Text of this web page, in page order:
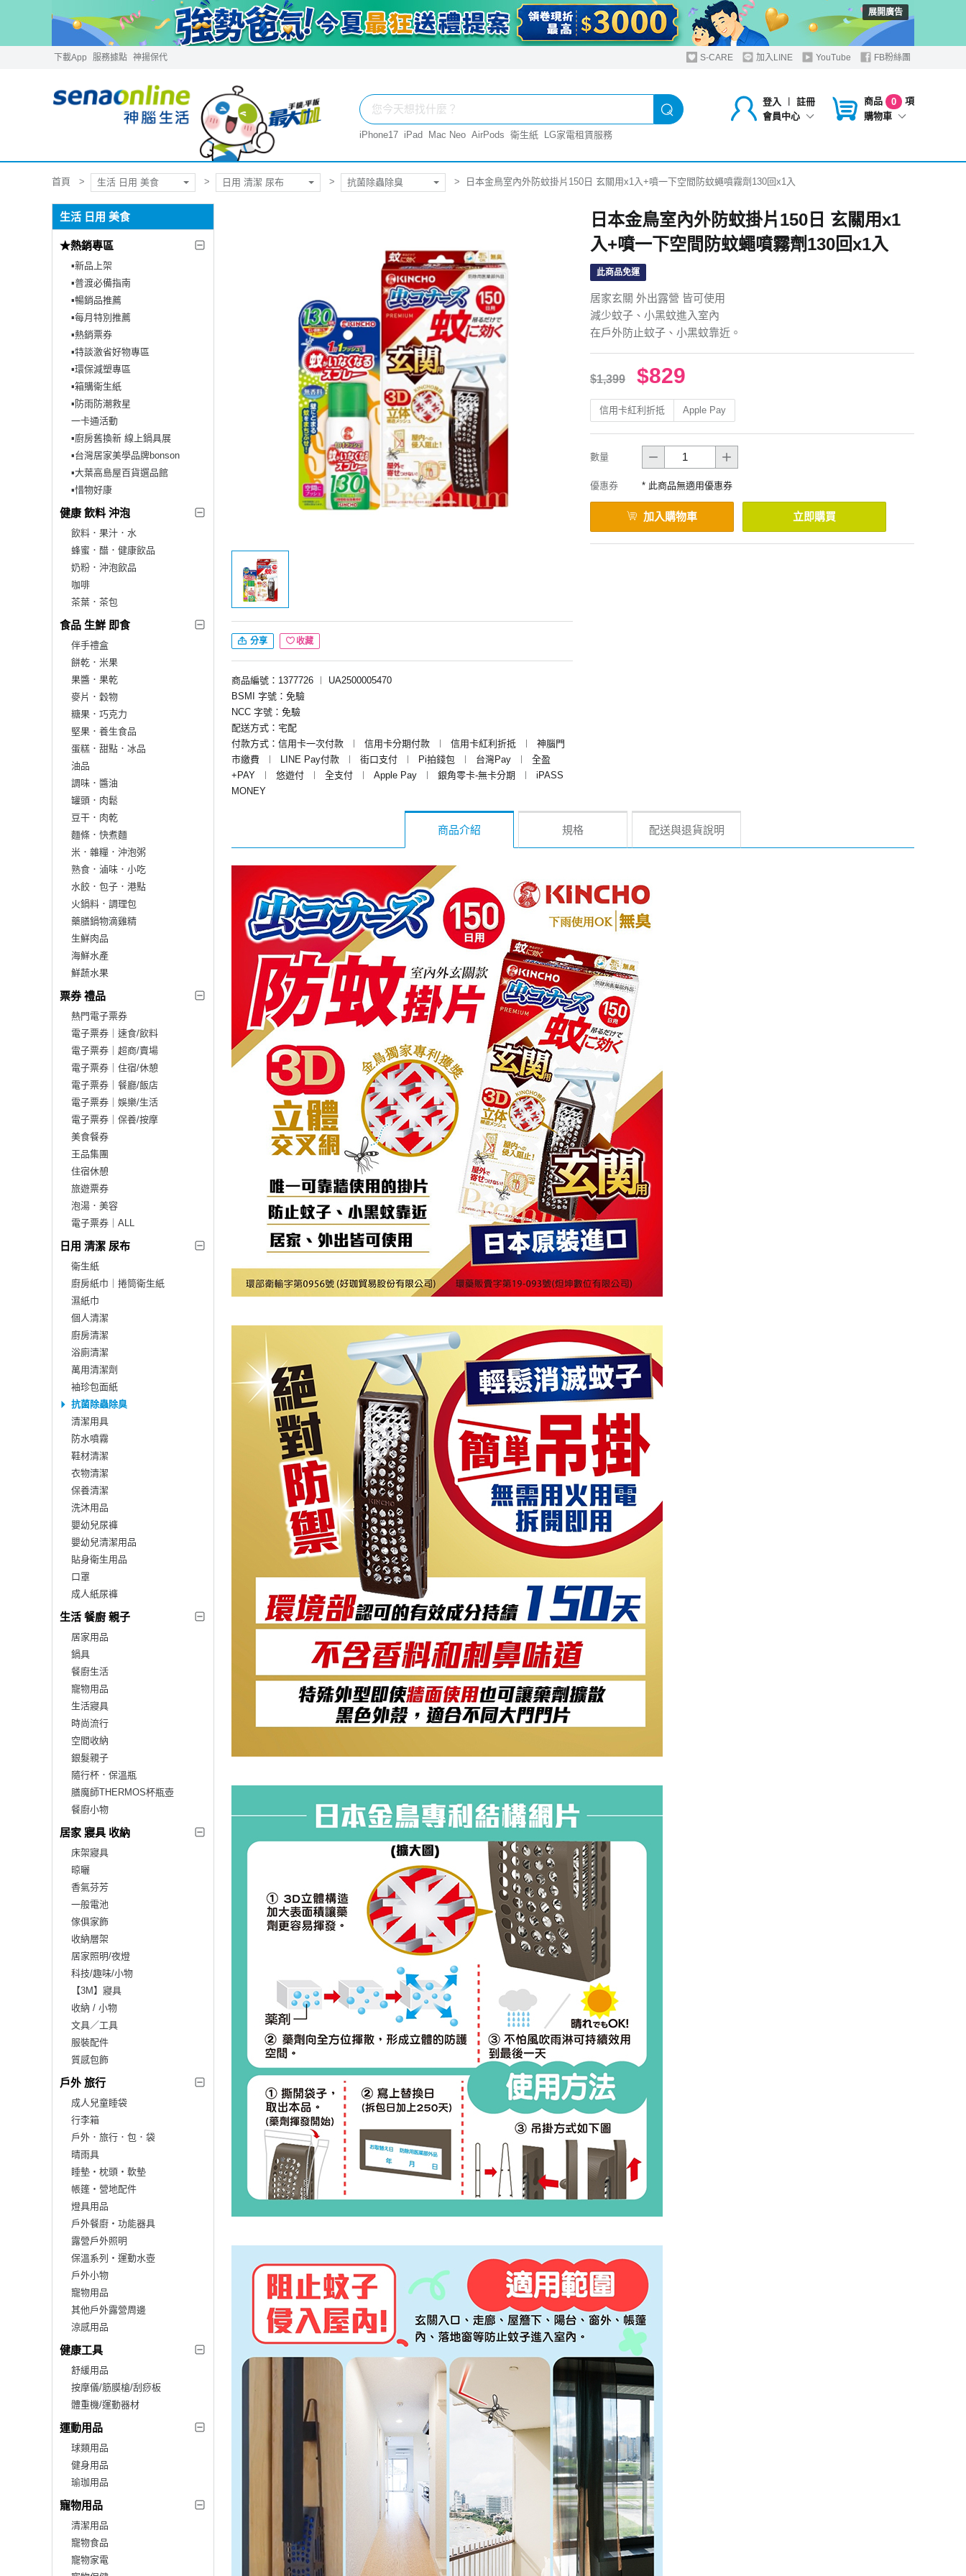
展開廣告
下載App 服務據點 神揚保代 S-CARE 加入LINE YouTube FB粉絲團
登入 ︱
註冊
會員中心
商品 0
項
購物車
iPhone17 iPad Mac Neo AirPods 衛生紙 LG家電租賃服務
首頁 生活 日用 美食 日用 清潔 尿布 抗菌除蟲除臭 日本金鳥室內外防蚊掛片150日 玄關用x1入+噴一下空間防蚊蠅噴霧劑130回x1入
生活 日用 美食
★熱銷專區
▪︎新品上架
▪︎普渡必備指南
▪︎暢銷品推薦
▪︎每月特別推薦
▪︎熱銷票券
▪︎特談激省好物專區
▪︎環保減塑專區
▪︎箱購衛生紙
▪︎防雨防潮救星
一卡通活動
▪︎廚房舊換新 線上鍋具展
▪︎台灣居家美學品牌bonson
▪︎大葉高島屋百貨選品館
▪︎惜物好康
健康 飲料 沖泡
飲料．果汁．水
蜂蜜．醋．健康飲品
奶粉．沖泡飲品
咖啡
茶葉．茶包
食品 生鮮 即食
伴手禮盒
餅乾．米果
果醬．果乾
麥片．穀物
糖果．巧克力
堅果．養生食品
蛋糕．甜點．冰品
油品
調味．醬油
罐頭．肉鬆
豆干．肉乾
麵條．快煮麵
米．雜糧．沖泡粥
熟食．滷味．小吃
水餃．包子．港點
火鍋料．調理包
藥膳鍋物滴雞精
生鮮肉品
海鮮水產
鮮蔬水果
票券 禮品
熱門電子票券
電子票券｜速食/飲料
電子票券｜超商/賣場
電子票券｜住宿/休憩
電子票券｜餐廳/飯店
電子票券｜娛樂/生活
電子票券｜保養/按摩
美食餐券
王品集團
住宿休憩
旅遊票券
泡湯．美容
電子票券｜ALL
日用 清潔 尿布
衛生紙
廚房紙巾｜捲筒衛生紙
濕紙巾
個人清潔
廚房清潔
浴廁清潔
萬用清潔劑
袖珍包面紙
抗菌除蟲除臭
清潔用具
防水噴霧
鞋材清潔
衣物清潔
保養清潔
洗沐用品
嬰幼兒尿褲
嬰幼兒清潔用品
貼身衛生用品
口罩
成人紙尿褲
生活 餐廚 親子
居家用品
鍋具
餐廚生活
寵物用品
生活寢具
時尚流行
空間收納
銀髮親子
隨行杯．保溫瓶
膳魔師THERMOS杯瓶壺
餐廚小物
居家 寢具 收納
床架寢具
晾曬
香氣芬芳
一般電池
傢俱家飾
收納層架
居家照明/夜燈
科技/趣味/小物
【3M】寢具
收納 / 小物
文具／工具
服裝配件
質感包飾
戶外 旅行
成人兒童睡袋
行李箱
戶外．旅行．包．袋
晴雨具
睡墊‧枕頭‧軟墊
帳篷‧營地配件
燈具用品
戶外餐廚‧功能器具
露營戶外照明
保溫系列‧運動水壺
戶外小物
寵物用品
其他戶外露營周邊
涼感用品
健康工具
舒緩用品
按摩儀/筋膜槍/刮痧板
體重機/運動器材
運動用品
球類用品
健身用品
瑜珈用品
寵物用品
清潔用品
寵物食品
寵物家電
分享 收藏
商品編號：1377726 ︱
UA2500005470
BSMI 字號：免驗
NCC 字號：免驗
配送方式：宅配
付款方式：信用卡一次付款
︱ 信用卡分期付款 ︱ 信用卡紅利折抵 ︱
神腦門
市繳費
︱ LINE Pay付款 ︱ 街口支付 ︱ Pi拍錢包 ︱ 台灣Pay ︱
全盈
+PAY
︱ 悠遊付 ︱ 全支付 ︱ Apple Pay ︱ 銀角零卡-無卡分期 ︱
iPASS
MONEY
日本金鳥室內外防蚊掛片150日 玄關用x1
入+噴一下空間防蚊蠅噴霧劑130回x1入
此商品免運
居家玄關 外出露營 皆可使用
減少蚊子、小黑蚊進入室內
在戶外防止蚊子、小黑蚊靠近。
$1,399 $829
信用卡紅利折抵 Apple Pay
數量
優惠券 * 此商品無適用優惠券
加入購物車 立即購買
商品介紹 規格 配送與退貨說明